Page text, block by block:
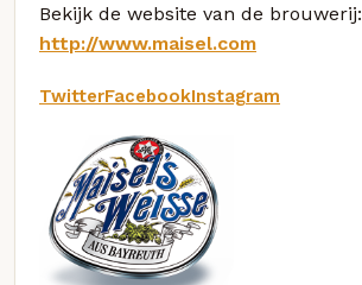
Bekijk de website van de brouwerij:
http://www.maisel.com
TwitterFacebookInstagram